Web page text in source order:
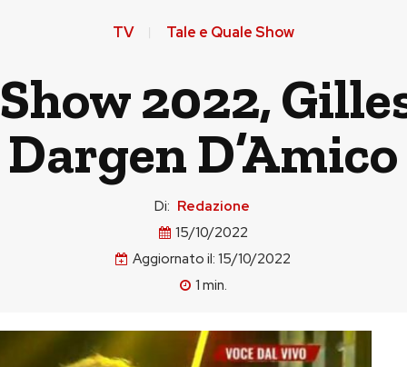
TV Tale e Quale Show
2022,
Dargen D’Amico
Di: Redazione
15/10/2022
Aggiornato il: 15/10/2022
1 min.